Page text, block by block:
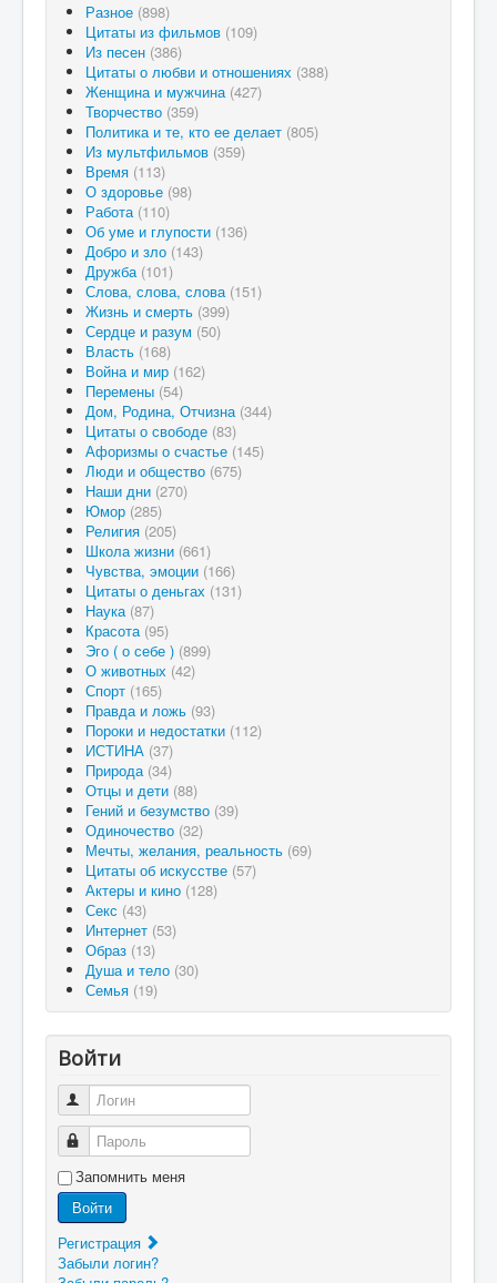
Разное (898)
Цитаты из фильмов (109)
Из песен (386)
Цитаты о любви и отношениях (388)
Женщина и мужчина (427)
Творчество (359)
Политика и те, кто ее делает (805)
Из мультфильмов (359)
Время (113)
О здоровье (98)
Работа (110)
Об уме и глупости (136)
Добро и зло (143)
Дружба (101)
Слова, слова, слова (151)
Жизнь и смерть (399)
Сердце и разум (50)
Власть (168)
Война и мир (162)
Перемены (54)
Дом, Родина, Отчизна (344)
Цитаты о свободе (83)
Афоризмы о счастье (145)
Люди и общество (675)
Наши дни (270)
Юмор (285)
Религия (205)
Школа жизни (661)
Чувства, эмоции (166)
Цитаты о деньгах (131)
Наука (87)
Красота (95)
Эго ( о себе ) (899)
О животных (42)
Спорт (165)
Правда и ложь (93)
Пороки и недостатки (112)
ИСТИНА (37)
Природа (34)
Отцы и дети (88)
Гений и безумство (39)
Одиночество (32)
Мечты, желания, реальность (69)
Цитаты об искусстве (57)
Актеры и кино (128)
Секс (43)
Интернет (53)
Образ (13)
Душа и тело (30)
Семья (19)
Войти
Логин
Пароль
Запомнить меня
Войти
Регистрация
Забыли логин?